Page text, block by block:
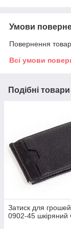
Умови
Повернення
Всі умови
Подібні
Затиск для
0902-45 шкіряний